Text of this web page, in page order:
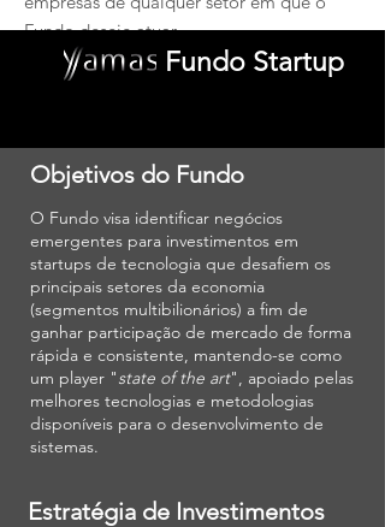
Fundo deseje atuar.​
Fundo Startup
Objetivos do Fundo
O Fundo visa identificar negócios
emergentes para investimentos em
startups de tecnologia que desafiem os
principais setores da economia
(segmentos multibilionários) a fim de
ganhar participação de mercado de forma
rápida e consistente, mantendo-se como
um player "state of the art", apoiado pelas
melhores tecnologias e metodologias
disponíveis para o desenvolvimento de
sistemas.
Estratégia de Investimentos